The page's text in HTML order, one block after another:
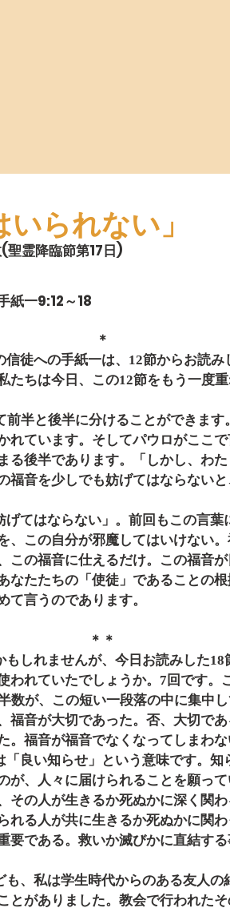
いられない」
説教(聖霊降臨節第17日)
紙一9:12～18
＊
たちは今日、この12節をもう一度
れています。そしてパウロがここ
る後半であります。「しかし、わ
福音を少しでも妨げてはならない
、この自分が邪魔してはいけない
この福音に仕えるだけ。この福音
なたたちの「使徒」であることの
て言うのであります。
＊＊
われていたでしょうか。7回です。
数が、この短い一段落の中に集中
福音が大切であった。否、大切で
。福音が福音でなくなってしまわな
が、人々に届けられることを願っ
その人が生きるか死ぬかに深く関
れる人が共に生きるか死ぬかに関
要である。救いか滅びかに直結する
とがありました。教会で行われた